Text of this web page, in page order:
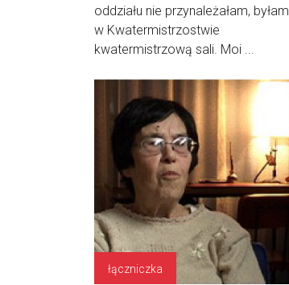
oddziału nie przynależałam, byłam
w Kwatermistrzostwie
kwatermistrzową sali. Moi ...
łączniczka